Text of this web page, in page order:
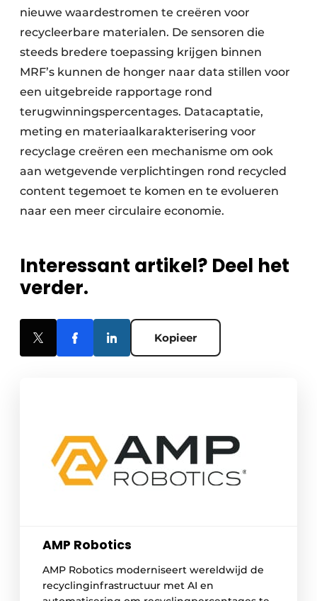
nieuwe waardestromen te creëren voor
recycleerbare materialen. De sensoren die
steeds bredere toepassing krijgen binnen
MRF’s kunnen de honger naar data stillen voor
een uitgebreide rapportage rond
terugwinningspercentages. Datacaptatie,
meting en materiaalkarakterisering voor
recyclage creëren een mechanisme om ook
aan wetgevende verplichtingen rond recycled
content tegemoet te komen en te evolueren
naar een meer circulaire economie.
Interessant artikel? Deel het
verder.
Kopieer
AMP Robotics
AMP Robotics moderniseert wereldwijd de
recyclinginfrastructuur met AI en